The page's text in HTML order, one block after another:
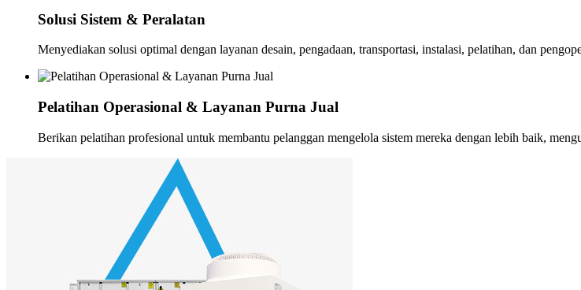
Solusi Sistem & Peralatan
Menyediakan solusi optimal dengan layanan desain, pengadaan, transportasi, instalasi, pelatihan, dan
Pelatihan Operasional & Layanan Purna Jual
Berikan pelatihan profesional untuk membantu pelanggan mengelola sistem mereka dengan lebih baik,